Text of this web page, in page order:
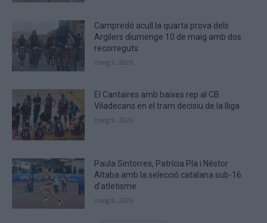
Campredó acull la quarta prova dels
Argilers diumenge 10 de maig amb dos
recorreguts
maig 9, 2026
El Cantaires amb baixes rep al CB
Viladecans en el tram decisiu de la lliga
maig 9, 2026
Paula Sintorres, Patrícia Pla i Néstor
Altaba amb la selecció catalana sub-16
d’atletisme
maig 8, 2026